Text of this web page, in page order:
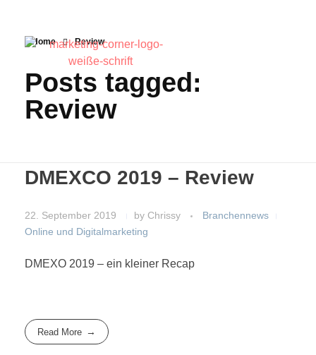
Home Review
Posts tagged:
Review
DMEXCO 2019 – Review
22. September 2019 by Chrissy
Branchennews
Online und Digitalmarketing
DMEXO 2019 – ein kleiner Recap
Read More